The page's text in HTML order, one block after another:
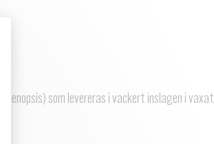
som levereras i vackert inslagen i vaxat